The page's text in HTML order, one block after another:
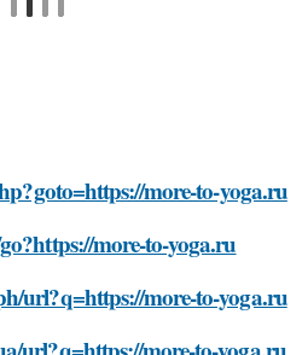
more-to-yoga.ru
more-to-yoga.ru
url?q=https://more-to-yoga.ru